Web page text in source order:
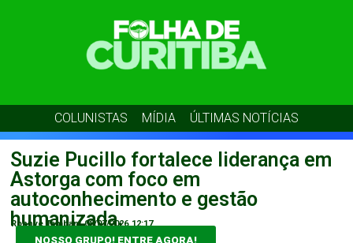
COLUNISTAS MÍDIA ÚLTIMAS NOTÍCIAS
Suzie Pucillo fortalece liderança em
Astorga com foco em
autoconhecimento e gestão
humanizada.
Ronnye Tambani 08/07/2026 12:17
NOSSO GRUPO! ENTRE AGORA!